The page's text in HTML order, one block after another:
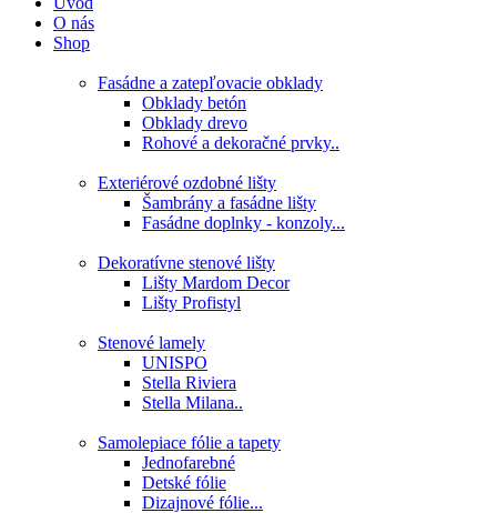
O nás
Shop
Fasádne a zatepľovacie obklady
Obklady betón
Obklady drevo
Rohové a dekoračné prvky..
Exteriérové ozdobné lišty
Šambrány a fasádne lišty
Fasádne doplnky - konzoly...
Dekoratívne stenové lišty
Lišty Mardom Decor
Lišty Profistyl
Stenové lamely
UNISPO
Stella Riviera
Stella Milana..
Samolepiace fólie a tapety
Jednofarebné
Detské fólie
Dizajnové fólie...